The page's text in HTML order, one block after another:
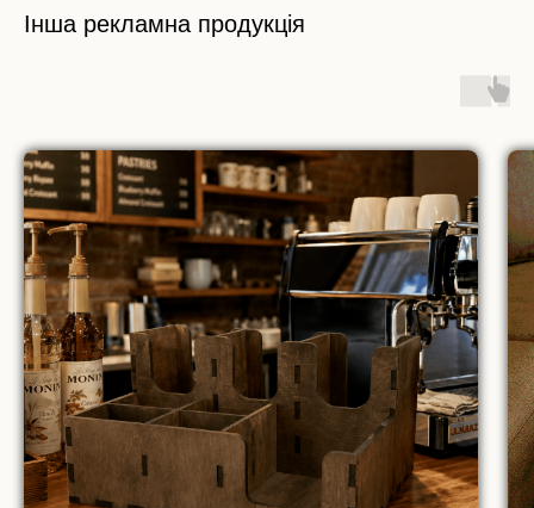
Інша рекламна продукція